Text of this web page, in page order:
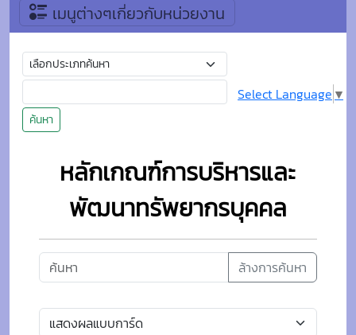
เมนูต่างๆเกี่ยวกับหน่วยงาน
ค้นหา
Select Language ▼
หลักเกณฑ์การบริหารและ
พัฒนาทรัพยากรบุคคล
ล้างการค้นหา